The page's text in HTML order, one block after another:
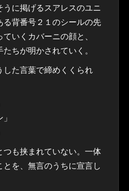
に掲げるスアレスのユニ
る背番号２１のシールの先
いくカバーニの顔と、
ちが明かされていく。
た言葉で締めくくられ
も挟まれていない。一体
とを、無言のうちに宣言し